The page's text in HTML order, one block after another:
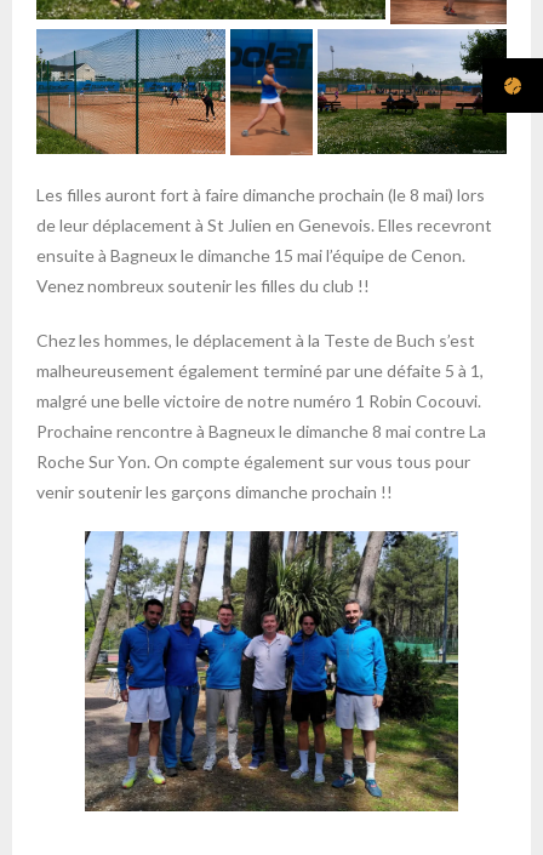
Les filles auront fort à faire dimanche prochain (le 8 mai) lors
de leur déplacement à St Julien en Genevois. Elles recevront
ensuite à Bagneux le dimanche 15 mai l’équipe de Cenon.
Venez nombreux soutenir les filles du club !!
Chez les hommes, le déplacement à la Teste de Buch s’est
malheureusement également terminé par une défaite 5 à 1,
malgré une belle victoire de notre numéro 1 Robin Cocouvi.
Prochaine rencontre à Bagneux le dimanche 8 mai contre La
Roche Sur Yon. On compte également sur vous tous pour
venir soutenir les garçons dimanche prochain !!